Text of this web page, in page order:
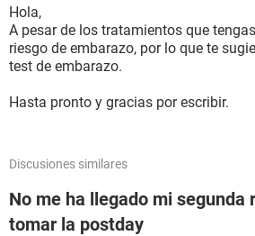
Hola,
A pesar de los tratamientos que
riesgo de embarazo, por lo que te
test de embarazo.
Hasta pronto y gracias por escribir.
Discusiones similares
No me ha llegado mi segunda
tomar la postday